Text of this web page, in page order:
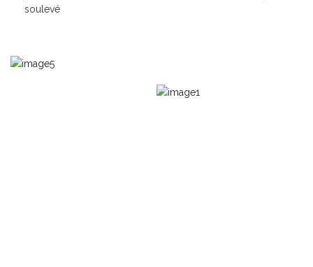
soulevé